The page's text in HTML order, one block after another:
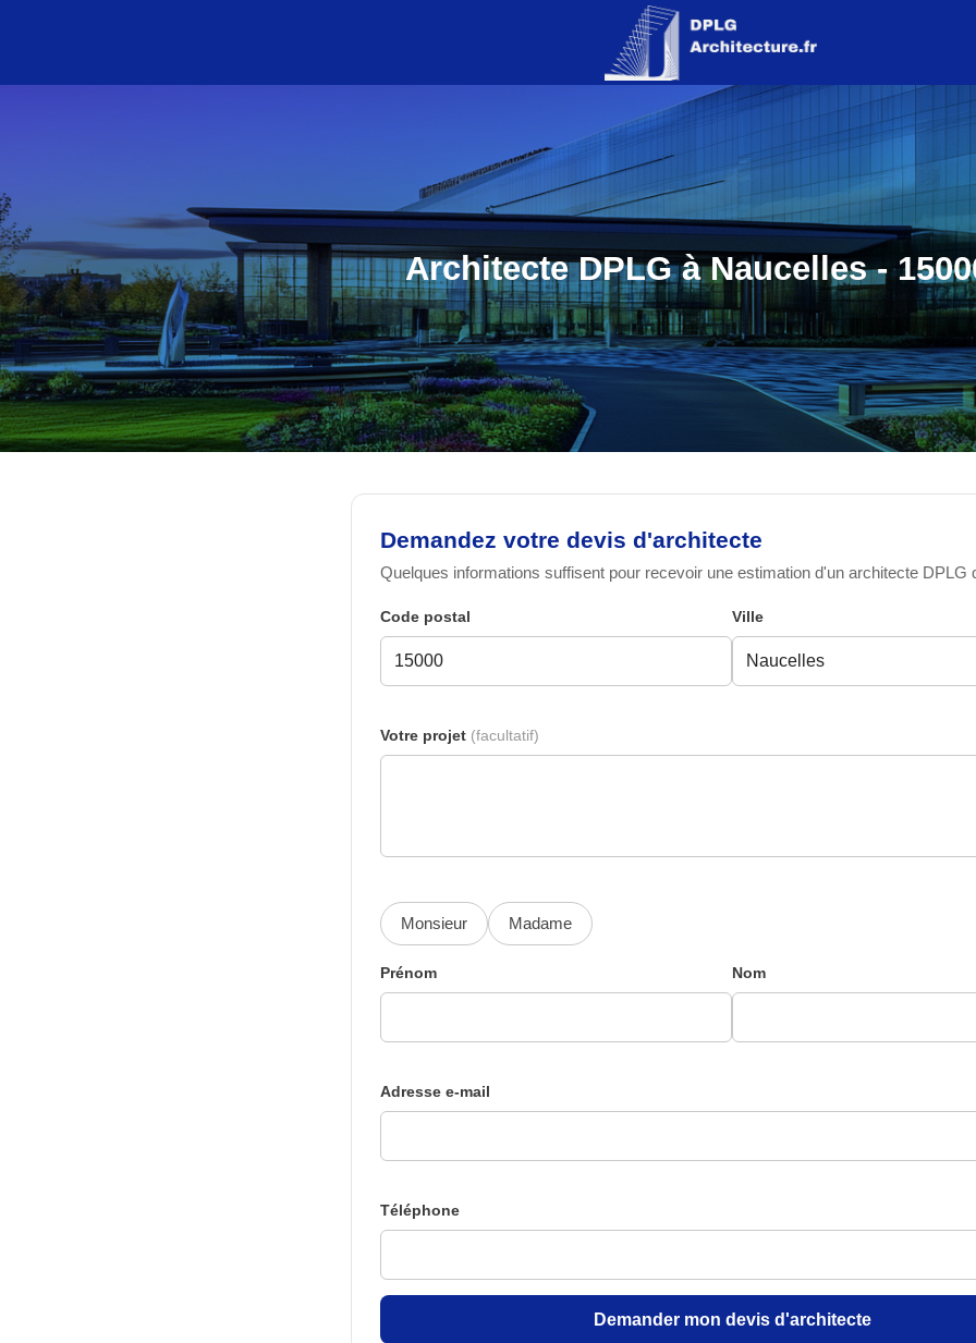
Architecte DPLG à Naucelles -
Demandez votre devis d'architecte
Quelques informations suffisent pour recevoir une estimation d'un architecte DPLG
Code postal Ville
Votre projet (facultatif)
Monsieur Madame
Prénom Nom
Adresse e-mail
Téléphone
Demander mon devis d'architecte